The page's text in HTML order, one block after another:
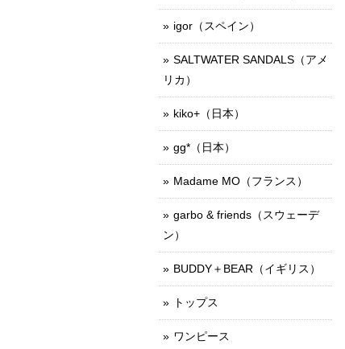
igor（スペイン）
SALTWATER SANDALS（アメ
リカ）
kiko+（日本）
gg*（日本）
Madame MO（フランス）
garbo & friends（スウェーデ
ン）
BUDDY＋BEAR（イギリス）
トップス
ワンピース